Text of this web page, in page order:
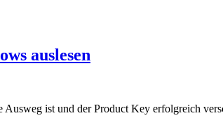
auslesen
ist und der Product Key erfolgreich